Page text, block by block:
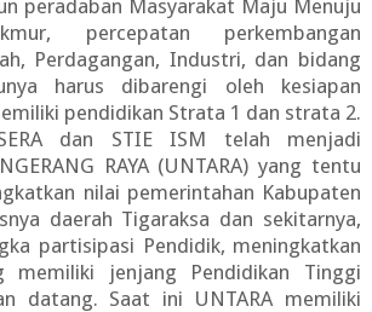
peradaban Masyarakat Maju Menuju
percepatan perkembangan
Perdagangan, Industri, dan bidang
harus dibarengi oleh kesiapan
pendidikan Strata 1 dan strata 2.
dan STIE ISM telah menjadi
RAYA (UNTARA) yang tentu
nilai pemerintahan Kabupaten
daerah Tigaraksa dan sekitarnya,
partisipasi Pendidik, meningkatkan
memiliki jenjang Pendidikan Tinggi
datang. Saat ini UNTARA memiliki